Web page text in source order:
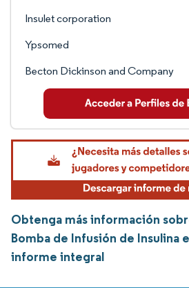
Insulet corporation
Ypsomed
Becton Dickinson and Company
Obtenga más información
Bomba de Infusión de Insulina
informe integral